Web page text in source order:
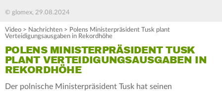
© glomex, 29.08.2024
Video > Nachrichten > Polens Ministerpräsident Tusk plant
Verteidigungsausgaben in Rekordhöhe
POLENS MINISTERPRÄSIDENT TUSK
PLANT VERTEIDIGUNGSAUSGABEN IN
REKORDHÖHE
Der polnische Ministerpräsident Tusk hat seinen